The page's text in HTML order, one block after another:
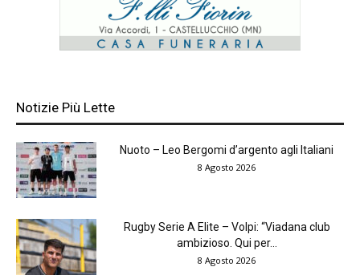
Notizie Più Lette
Nuoto – Leo Bergomi d’argento agli Italiani
8 Agosto 2026
Rugby Serie A Elite – Volpi: “Viadana club
ambizioso. Qui per...
8 Agosto 2026